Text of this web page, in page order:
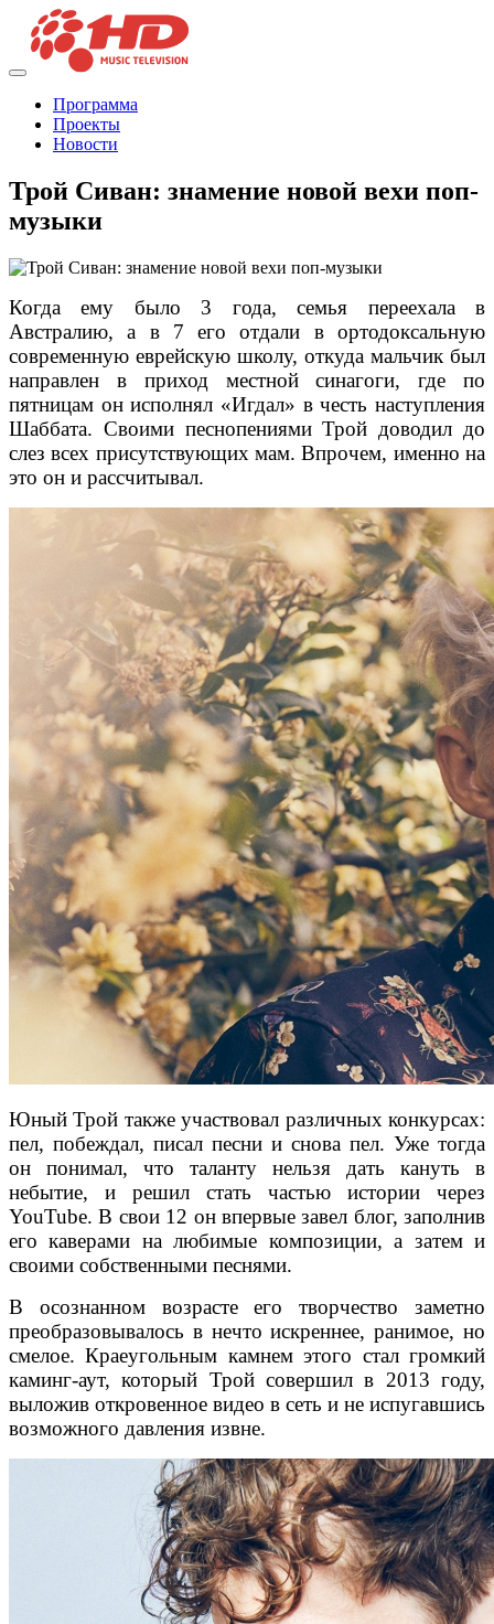
Программа
Проекты
Новости
Трой Сиван: знамение новой вехи поп-
музыки
Когда ему было 3 года, семья переехала в
Австралию, а в 7 его отдали в ортодоксальную
современную еврейскую школу, откуда мальчик был
направлен в приход местной синагоги, где по
пятницам он исполнял «Игдал» в честь наступления
Шаббата. Своими песнопениями Трой доводил до
слез всех присутствующих мам. Впрочем, именно на
это он и рассчитывал.
Юный Трой также участвовал различных конкурсах:
пел, побеждал, писал песни и снова пел. Уже тогда
он понимал, что таланту нельзя дать кануть в
небытие, и решил стать частью истории через
YouTube. В свои 12 он впервые завел блог, заполнив
его каверами на любимые композиции, а затем и
своими собственными песнями.
В осознанном возрасте его творчество заметно
преобразовывалось в нечто искреннее, ранимое, но
смелое. Краеугольным камнем этого стал громкий
каминг-аут, который Трой совершил в 2013 году,
выложив откровенное видео в сеть и не испугавшись
возможного давления извне.